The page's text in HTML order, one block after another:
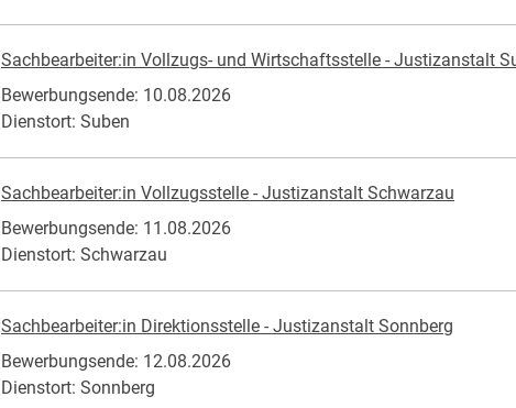
Sachbearbeiter:in Vollzugs- und Wirtschaftsstelle - Justizanstalt
Bewerbungsende: 10.08.2026
Dienstort: Suben
Sachbearbeiter:in Vollzugsstelle - Justizanstalt Schwarzau
Bewerbungsende: 11.08.2026
Dienstort: Schwarzau
Sachbearbeiter:in Direktionsstelle - Justizanstalt Sonnberg
Bewerbungsende: 12.08.2026
Dienstort: Sonnberg